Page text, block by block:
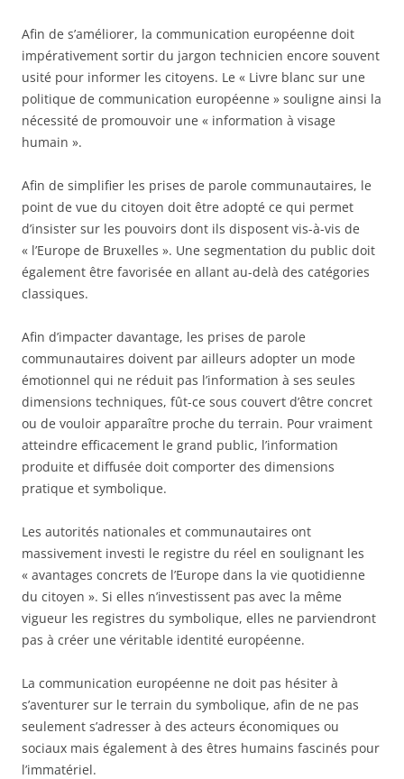
Afin de s’améliorer, la communication européenne doit
impérativement sortir du jargon technicien encore souvent
usité pour informer les citoyens. Le « Livre blanc sur une
politique de communication européenne » souligne ainsi la
nécessité de promouvoir une « information à visage
humain ».
Afin de simplifier les prises de parole communautaires, le
point de vue du citoyen doit être adopté ce qui permet
d’insister sur les pouvoirs dont ils disposent vis-à-vis de
« l’Europe de Bruxelles ». Une segmentation du public doit
également être favorisée en allant au-delà des catégories
classiques.
Afin d’impacter davantage, les prises de parole
communautaires doivent par ailleurs adopter un mode
émotionnel qui ne réduit pas l’information à ses seules
dimensions techniques, fût-ce sous couvert d’être concret
ou de vouloir apparaître proche du terrain. Pour vraiment
atteindre efficacement le grand public, l’information
produite et diffusée doit comporter des dimensions
pratique et symbolique.
Les autorités nationales et communautaires ont
massivement investi le registre du réel en soulignant les
« avantages concrets de l’Europe dans la vie quotidienne
du citoyen ». Si elles n’investissent pas avec la même
vigueur les registres du symbolique, elles ne parviendront
pas à créer une véritable identité européenne.
La communication européenne ne doit pas hésiter à
s’aventurer sur le terrain du symbolique, afin de ne pas
seulement s’adresser à des acteurs économiques ou
sociaux mais également à des êtres humains fascinés pour
l’immatériel.